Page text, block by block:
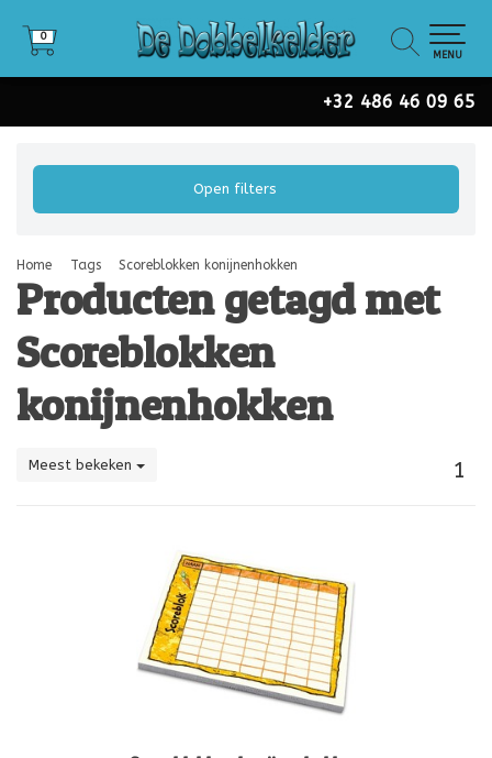
+32 486 46 09 65
0
0
MENU
Open filters
Home Tags Scoreblokken konijnenhokken
Producten getagd met
Scoreblokken
konijnenhokken
Meest bekeken 1